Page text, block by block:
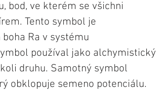
bod, ve kterém se všichni
Tento symbol je
Ra v systému
používal jako alchymistický
druhu. Samotný symbol
obklopuje semeno potenciálu.